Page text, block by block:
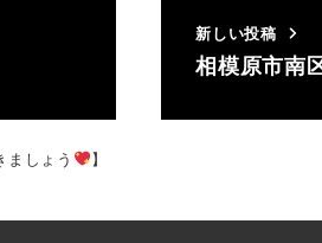
新しい投稿
相模原市南
ましょう 】